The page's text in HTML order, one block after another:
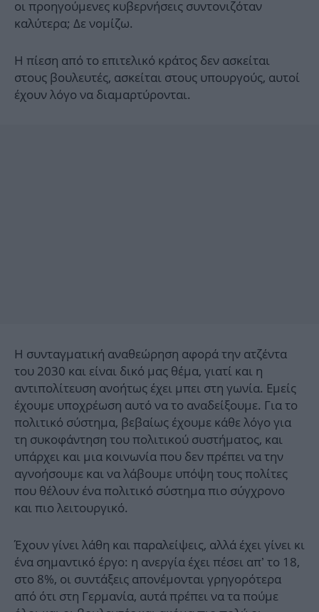
οι προηγούμενες κυβερνήσεις συντονιζόταν
καλύτερα; Δε νομίζω.
Η πίεση από το επιτελικό κράτος δεν ασκείται
στους βουλευτές, ασκείται στους υπουργούς, αυτοί
έχουν λόγο να διαμαρτύρονται.
Η συνταγματική αναθεώρηση αφορά την ατζέντα
του 2030 και είναι δικό μας θέμα, γιατί και η
αντιπολίτευση ανοήτως έχει μπει στη γωνία. Εμείς
έχουμε υποχρέωση αυτό να το αναδείξουμε. Για το
πολιτικό σύστημα, βεβαίως έχουμε κάθε λόγο για
τη συκοφάντηση του πολιτικού συστήματος, και
υπάρχει και μια κοινωνία που δεν πρέπει να την
αγνοήσουμε και να λάβουμε υπόψη τους πολίτες
που θέλουν ένα πολιτικό σύστημα πιο σύγχρονο
και πιο λειτουργικό.
Έχουν γίνει λάθη και παραλείψεις, αλλά έχει γίνει κι
ένα σημαντικό έργο: η ανεργία έχει πέσει απ’ το 18,
στο 8%, οι συντάξεις απονέμονται γρηγορότερα
από ότι στη Γερμανία, αυτά πρέπει να τα πούμε